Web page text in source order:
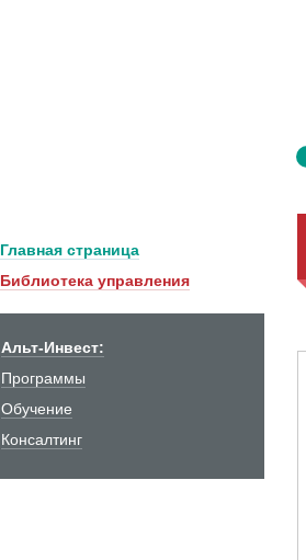
Главная страница
Библиотека управления
Альт-Инвест:
Программы
Обучение
Консалтинг